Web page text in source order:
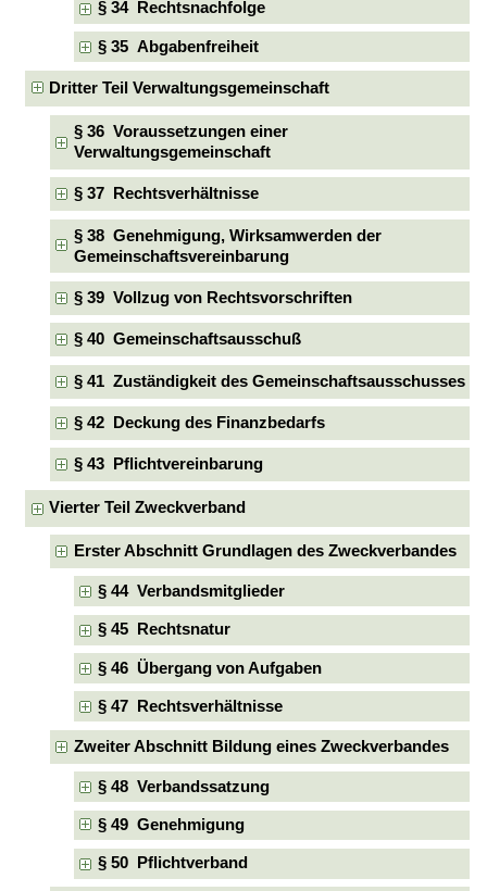
§ 34 Rechtsnachfolge
§ 35 Abgabenfreiheit
Dritter Teil Verwaltungsgemeinschaft
§ 36 Voraussetzungen einer
Verwaltungsgemeinschaft
§ 37 Rechtsverhältnisse
§ 38 Genehmigung, Wirksamwerden der
Gemeinschaftsvereinbarung
§ 39 Vollzug von Rechtsvorschriften
§ 40 Gemeinschaftsausschuß
§ 41 Zuständigkeit des Gemeinschaftsausschusses
§ 42 Deckung des Finanzbedarfs
§ 43 Pflichtvereinbarung
Vierter Teil Zweckverband
Erster Abschnitt Grundlagen des Zweckverbandes
§ 44 Verbandsmitglieder
§ 45 Rechtsnatur
§ 46 Übergang von Aufgaben
§ 47 Rechtsverhältnisse
Zweiter Abschnitt Bildung eines Zweckverbandes
§ 48 Verbandssatzung
§ 49 Genehmigung
§ 50 Pflichtverband